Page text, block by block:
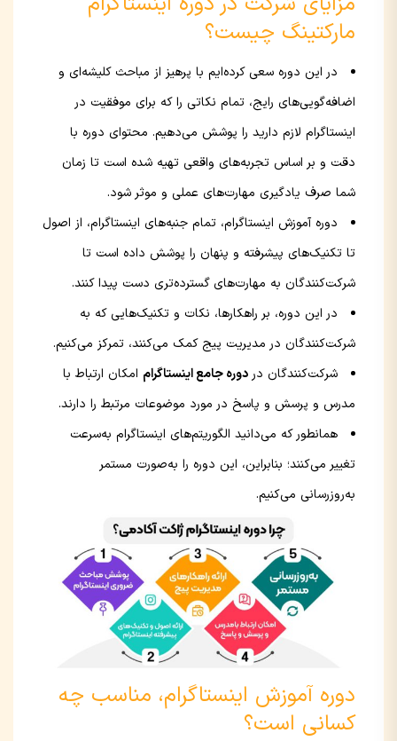
مارکتینگ چیست؟
در این دوره سعی کرده‌ایم با پرهیز از مباحث کلیشه‌ای و
اضافه‌گویی‌های رایج، تمام نکاتی را که برای موفقیت در
اینستاگرام لازم دارید را پوشش می‌دهیم. محتوای دوره با
دقت و بر اساس تجربه‌های واقعی تهیه شده است تا زمان
شما صرف یادگیری مهارت‌های عملی و موثر شود.
دوره آموزش اینستاگرام، تمام جنبه‌های اینستاگرام، از اصول
تا تکنیک‌های پیشرفته و پنهان را پوشش داده است تا
شرکت‌کنندگان به مهارت‌های گسترده‌تری دست پیدا کنند.
در این دوره، بر راهکارها، نکات و تکنیک‌هایی که به
شرکت‌کنندگان در مدیریت پیج کمک می‌کنند، تمرکز می‌کنیم.
شرکت‌کنندگان در دوره جامع اینستاگرام امکان ارتباط با
مدرس و پرسش و پاسخ در مورد موضوعات مرتبط را دارند.
همانطور که می‌دانید الگوریتم‌های اینستاگرام به‌سرعت
تغییر می‌کنند؛ بنابراین، این دوره را به‌صورت مستمر
به‌روزرسانی می‌کنیم.
دوره آموزش اینستاگرام، مناسب چه
کسانی است؟